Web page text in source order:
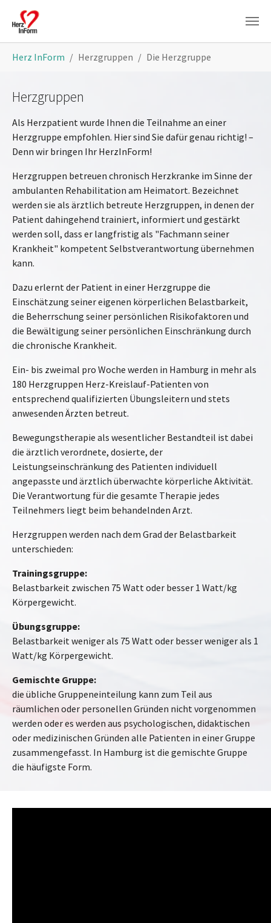
Skip to main content
Herz InForm Herzgruppen Die Herzgruppe
Herzgruppen
Als Herzpatient wurde Ihnen die Teilnahme an einer
Herzgruppe empfohlen. Hier sind Sie dafür genau richtig! –
Denn wir bringen Ihr HerzInForm!
Herzgruppen betreuen chronisch Herzkranke im Sinne der
ambulanten Rehabilitation am Heimatort. Bezeichnet
werden sie als ärztlich betreute Herzgruppen, in denen der
Patient dahingehend trainiert, informiert und gestärkt
werden soll, dass er langfristig als "Fachmann seiner
Krankheit" kompetent Selbstverantwortung übernehmen
kann.
Dazu erlernt der Patient in einer Herzgruppe die
Einschätzung seiner eigenen körperlichen Belastbarkeit,
die Beherrschung seiner persönlichen Risikofaktoren und
die Bewältigung seiner persönlichen Einschränkung durch
die chronische Krankheit.
Ein- bis zweimal pro Woche werden in Hamburg in mehr als
180 Herzgruppen Herz-Kreislauf-Patienten von
entsprechend qualifizierten Übungsleitern und stets
anwesenden Ärzten betreut.
Bewegungstherapie als wesentlicher Bestandteil ist dabei
die ärztlich verordnete, dosierte, der
Leistungseinschränkung des Patienten individuell
angepasste und ärztlich überwachte körperliche Aktivität.
Die Verantwortung für die gesamte Therapie jedes
Teilnehmers liegt beim behandelnden Arzt.
Herzgruppen werden nach dem Grad der Belastbarkeit
unterschieden:
Trainingsgruppe:
Belastbarkeit zwischen 75 Watt oder besser 1 Watt/kg
Körpergewicht.
Übungsgruppe:
Belastbarkeit weniger als 75 Watt oder besser weniger als 1
Watt/kg Körpergewicht.
Gemischte Gruppe:
die übliche Gruppeneinteilung kann zum Teil aus
räumlichen oder personellen Gründen nicht vorgenommen
werden oder es werden aus psychologischen, didaktischen
oder medizinischen Gründen alle Patienten in einer Gruppe
zusammengefasst. In Hamburg ist die gemischte Gruppe
die häufigste Form.